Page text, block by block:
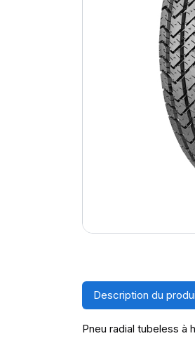
Description du
Pneu radial tubeless